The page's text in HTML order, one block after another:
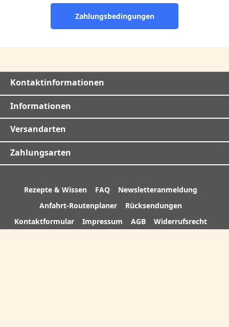
Zahlungsbedingungen
Kontaktinformationen
Informationen
Versandarten
Zahlungsarten
Rezepte & Wissen FAQ
Newsletteranmeldung
Anfahrt-Routenplaner
Rücksendungen
Kontaktformular
Impressum AGB
Widerrufsrecht